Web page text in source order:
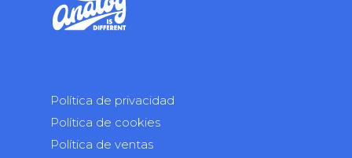
Política de privacidad
Política de cookies
Política de ventas